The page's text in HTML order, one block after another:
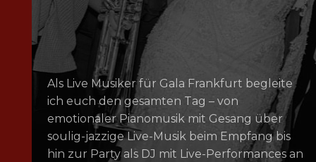
Als Live Musiker für Gala Frankfurt begleite
ich euch den gesamten Tag – von
emotionaler Pianomusik mit Gesang über
soulig-jazzige Live-Musik beim Empfang bis
hin zur Party als DJ mit Live-Performances an